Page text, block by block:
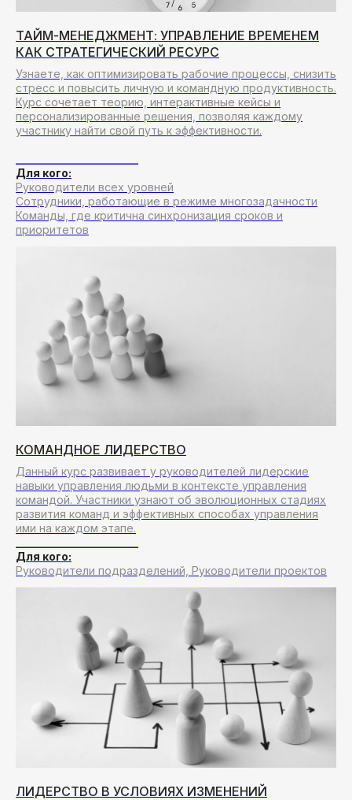
ТАЙМ-МЕНЕДЖМЕНТ: УПРАВЛЕНИЕ ВРЕМЕНЕМ
КАК СТРАТЕГИЧЕСКИЙ РЕСУРС
Узнаете, как оптимизировать рабочие процессы, снизить
стресс и повысить личную и командную продуктивность.
Курс сочетает теорию, интерактивные кейсы и
персонализированные решения, позволяя каждому
участнику найти свой путь к эффективности.
Для кого:
Руководители всех уровней
Сотрудники, работающие в режиме многозадачности
Команды, где критична синхронизация сроков и
приоритетов
КОМАНДНОЕ ЛИДЕРСТВО
Данный курс развивает у руководителей лидерские
навыки управления людьми в контексте управления
командой. Участники узнают об эволюционных стадиях
развития команд и эффективных способах управления
ими на каждом этапе.
Для кого:
Руководители подразделений, Руководители проектов
ЛИДЕРСТВО В УСЛОВИЯХ ИЗМЕНЕНИЙ
МЫ ДЕЛАЕМ ТРЕНИНГИ
2009
год основания
120+
проектов в год
170+
крупных международных
93,6%
заказчиков оценили наши
FORMA-FUTURO
ОЗНАЧАЕТ
ФОРМА
БУДУЩЕГО
Такое название мы выбрали не случайно.
Мы считаем, что развивая сотрудников
управления мы, в том числе, формируем